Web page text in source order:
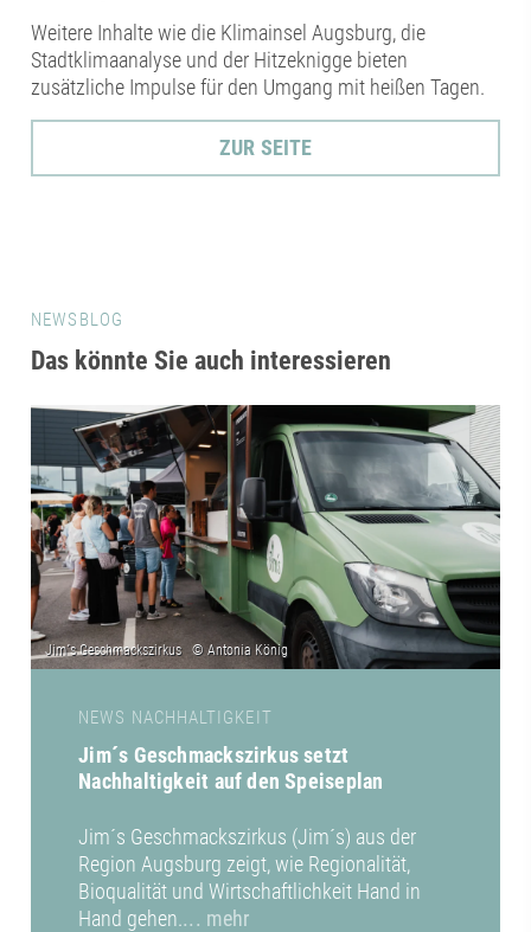
Weitere Inhalte wie die Klimainsel Augsburg, die
Stadtklimaanalyse und der Hitzeknigge bieten
zusätzliche Impulse für den Umgang mit heißen Tagen.
ZUR SEITE
NEWSBLOG
Das könnte Sie auch interessieren
NEWS NACHHALTIGKEIT
Jim´s Geschmackszirkus setzt
Nachhaltigkeit auf den Speiseplan
Jim´s Geschmackszirkus (Jim´s) aus der
Region Augsburg zeigt, wie Regionalität,
Bioqualität und Wirtschaftlichkeit Hand in
Hand gehen.... mehr